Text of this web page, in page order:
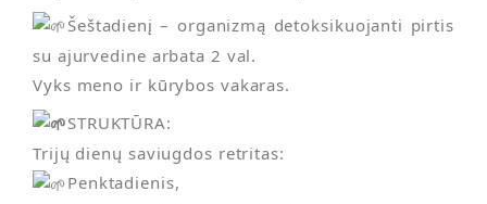
Šeštadienį – organizmą detoksikuojanti pirtis
su ajurvedine arbata 2 val.
Vyks meno ir kūrybos vakaras.
STRUKTŪRA:
Trijų dienų saviugdos retritas:
Penktadienis,